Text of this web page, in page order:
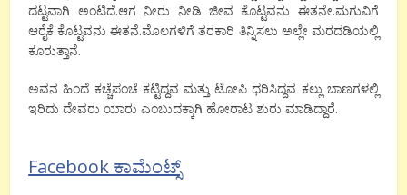
ದಟ್ಟವಾಗಿ ಅಂಟಿದೆ.ಆಗ ನೀರು ನೀಡಿ ಜೀವ ಕೊಟ್ಟವನು ಈತನೇ.ಮಗುವಿಗೆ
ಆರೈಕೆ ಕೊಟ್ಟವನು ಈತನೆ.ಮೊಲಗಳಿಗೆ ತರಕಾರಿ ತಿನ್ನಿಸಲು ಅಲ್ಲೇ ಮರದಡಿಯಲ್ಲಿ
ಕೂರುತ್ತಾನೆ.
ಅವನ ಹಿಂದೆ ಕಚ್ಚೆಪಂಚೆ ಕಟ್ಟಿದ್ದವ ಮತ್ತು ಟೋಪಿ ಧರಿಸಿದ್ದವ ಕಲ್ಲು ಬಾಣಗಳಲ್ಲಿ
ಇರಿದು ದೇವರು ಯಾರು ಎಂಬುದಕ್ಕಾಗಿ ಹೋರಾಟ ಶುರು ಮಾಡಿದ್ದಾರೆ.
Facebook ಕಾಮೆಂಟ್ಸ್